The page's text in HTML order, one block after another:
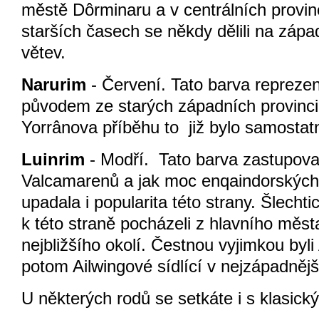
městě Dôrminaru a v centrálních
starších časech se někdy dělili na
větev.
Narurim - Červení. Tato barva
původem ze starých západních
Yorrânova příběhu to již bylo
Luinrim - Modří. Tato barva
Valcamarenů a jak moc
upadala i popularita této strany.
k této straně pocházeli z hlavního
nejbližšího okolí. Čestnou vyjimkou
potom Ailwingové sídlící v
U některých rodů se setkáte i s